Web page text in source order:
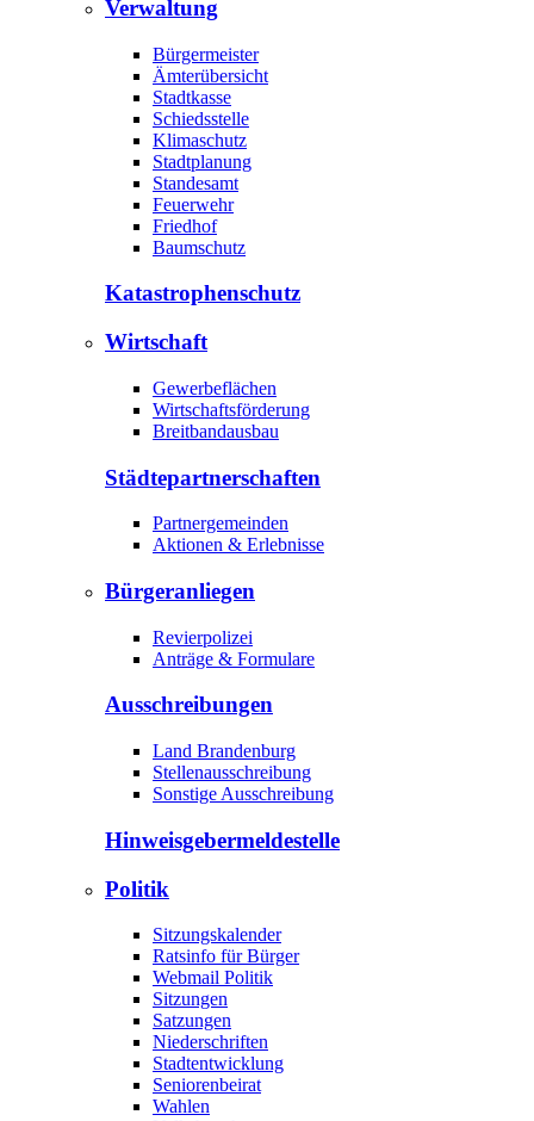
Verwaltung
Bürgermeister
Ämterübersicht
Stadtkasse
Schiedsstelle
Klimaschutz
Stadtplanung
Standesamt
Feuerwehr
Friedhof
Baumschutz
Katastrophen­schutz
Wirtschaft
Gewerbeflächen
Wirtschaftsförderung
Breitbandausbau
Städte­partnerschaften
Partnergemeinden
Aktionen & Erlebnisse
Bürgeranliegen
Revierpolizei
Anträge & Formulare
Ausschreibungen
Land Brandenburg
Stellenausschreibung
Sonstige Ausschreibung
Hinweisgeber­meldestelle
Politik
Sitzungskalender
Ratsinfo für Bürger
Webmail Politik
Sitzungen
Satzungen
Niederschriften
Stadtentwicklung
Seniorenbeirat
Wahlen